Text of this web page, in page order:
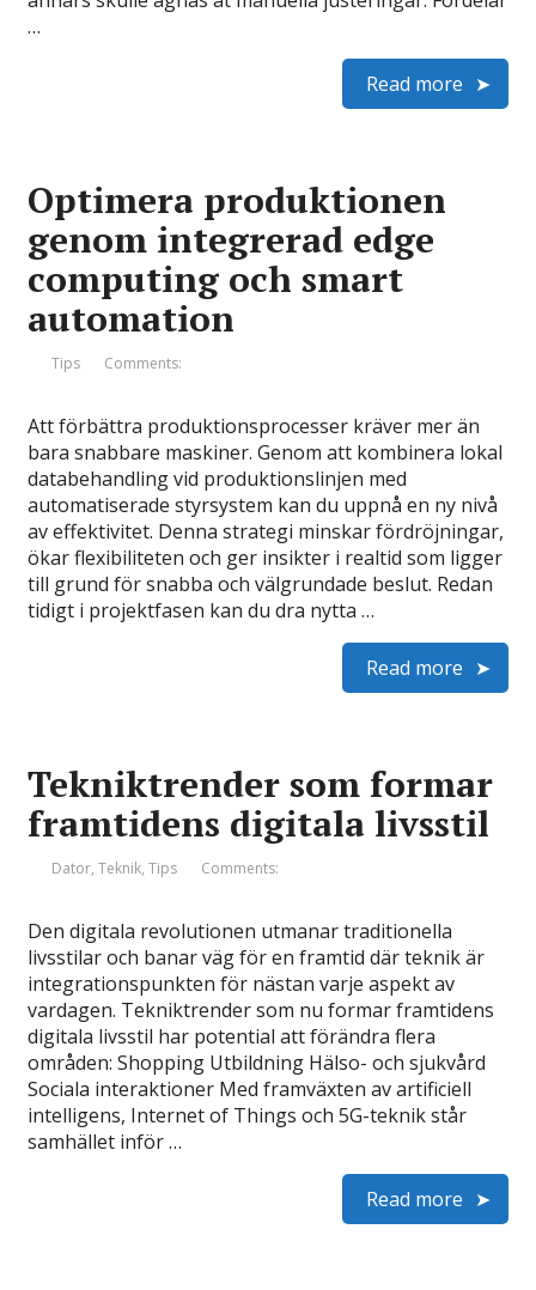
…
Read more
Optimera produktionen
genom integrerad edge
computing och smart
automation
Tips Comments:
Att förbättra produktionsprocesser kräver mer än
bara snabbare maskiner. Genom att kombinera lokal
databehandling vid produktionslinjen med
automatiserade styrsystem kan du uppnå en ny nivå
av effektivitet. Denna strategi minskar fördröjningar,
ökar flexibiliteten och ger insikter i realtid som ligger
till grund för snabba och välgrundade beslut. Redan
tidigt i projektfasen kan du dra nytta …
Read more
Tekniktrender som formar
framtidens digitala livsstil
Dator,Teknik,Tips Comments:
Den digitala revolutionen utmanar traditionella
livsstilar och banar väg för en framtid där teknik är
integrationspunkten för nästan varje aspekt av
vardagen. Tekniktrender som nu formar framtidens
digitala livsstil har potential att förändra flera
områden: Shopping Utbildning Hälso- och sjukvård
Sociala interaktioner Med framväxten av artificiell
intelligens, Internet of Things och 5G-teknik står
samhället inför …
Read more